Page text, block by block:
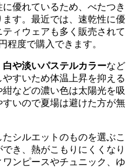
優れているため、べたつき
す。最近では、速乾性に優
ィウェアも多く販売されて
程度で購入できます。
白や淡いパステルカラーなど
すいため体温上昇を抑える
などの濃い色は太陽光を吸
いので夏場は避けた方が無
シルエットのものを選ぶこ
き、熱がこもりにくくなり
ンピースやチュニック、ゆ